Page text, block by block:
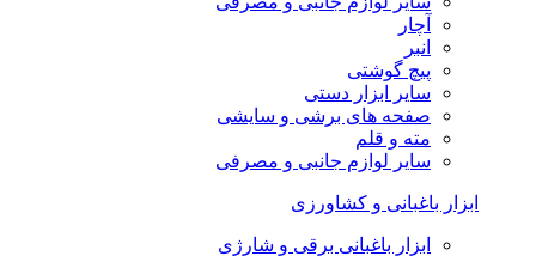
آچار
انبر
پیچ گوشتی
سایر ابزار دستی
صفحه های برشی و سایشی
مته و قلم
سایر لوازم جانبی و مصرفی
ابزار باغبانی و کشاورزی
ابزار باغبانی برقی و شارژی